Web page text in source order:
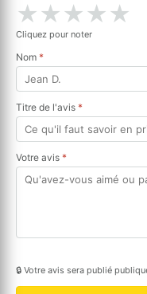
★★★★★
Cliquez pour noter
Nom *
Titre de l'avis *
Votre avis *
🔒 Votre avis sera publié